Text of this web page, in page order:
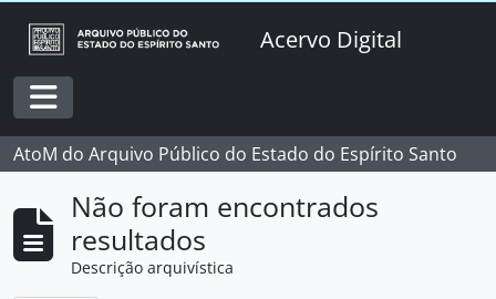
Acervo Digital
Toggle navigation
AtoM do Arquivo Público do Estado do Espírito Santo
Não foram encontrados
resultados
Descrição arquivística